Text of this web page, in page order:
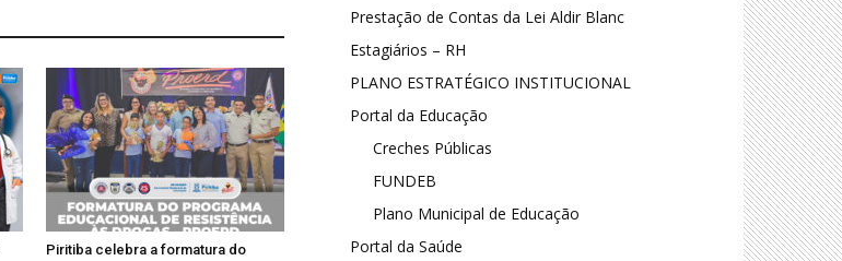
Piritiba celebra a formatura do
Prestação de Contas da Lei Aldir Blanc
Estagiários – RH
PLANO ESTRATÉGICO INSTITUCIONAL
Portal da Educação
Creches Públicas
FUNDEB
Plano Municipal de Educação
Portal da Saúde